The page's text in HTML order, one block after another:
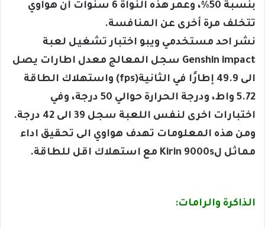
بنسبة 50%، وعمر هذه النواة 6 سنوات أن هواوي
تتخلف مرة أخرى عن المنافسة.
نشر احد مستخدمي ويبو اختبار تشغيل لعبة
Genshin impact سجل المعالج معدل اطارات يصل
الى 49.9 إطارًا في الثانية(fps) واستهلاك الطاقة
5.72 واط، ودرجة الحرارة حوالي 50 درجة، وفي
اختبارات اخرى لنفس اللعبة سجل 39 الى 42 درجة.
ومن هذه المعلومات تهدف هواوي الى تحقيق اداء
مماثل لKirin 9000s مع استهلاك اقل للطاقة.
الذاكرة والرامات: